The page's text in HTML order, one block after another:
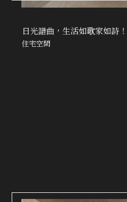
日光譜曲，生活如歌家如詩
住宅空間